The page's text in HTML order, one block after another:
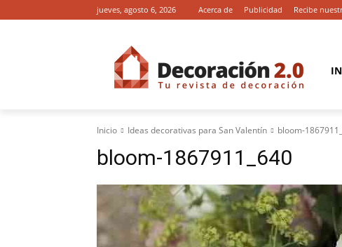
jueves, agosto 6, 2026 Acerca de Publicidad Recibe
Inicio Ideas decorativas para San Valentín bloom-
bloom-1867911_640